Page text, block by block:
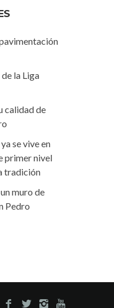
la Liga
calidad de
se vive en
primer nivel
tradición
muro de
Pedro